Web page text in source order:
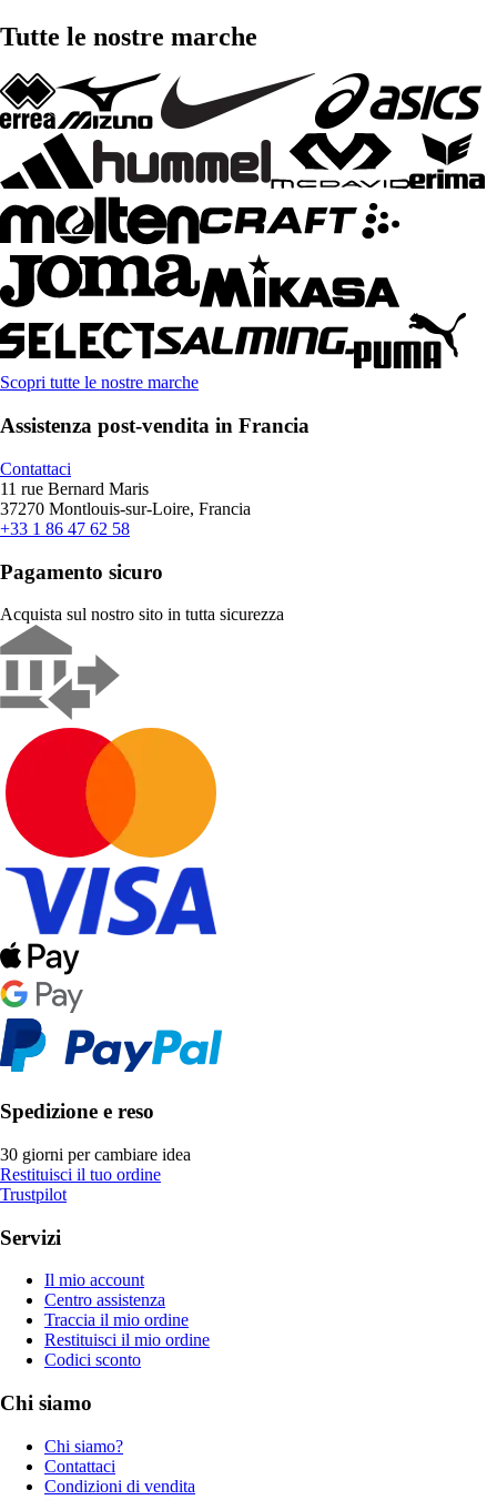
Tutte le nostre marche
Scopri tutte le nostre marche
Assistenza post-vendita in Francia
Contattaci
11 rue Bernard Maris
37270 Montlouis-sur-Loire, Francia
+33 1 86 47 62 58
Pagamento sicuro
Acquista sul nostro sito in tutta sicurezza
Spedizione e reso
30 giorni per cambiare idea
Restituisci il tuo ordine
Trustpilot
Servizi
Il mio account
Centro assistenza
Traccia il mio ordine
Restituisci il mio ordine
Codici sconto
Chi siamo
Chi siamo?
Contattaci
Condizioni di vendita